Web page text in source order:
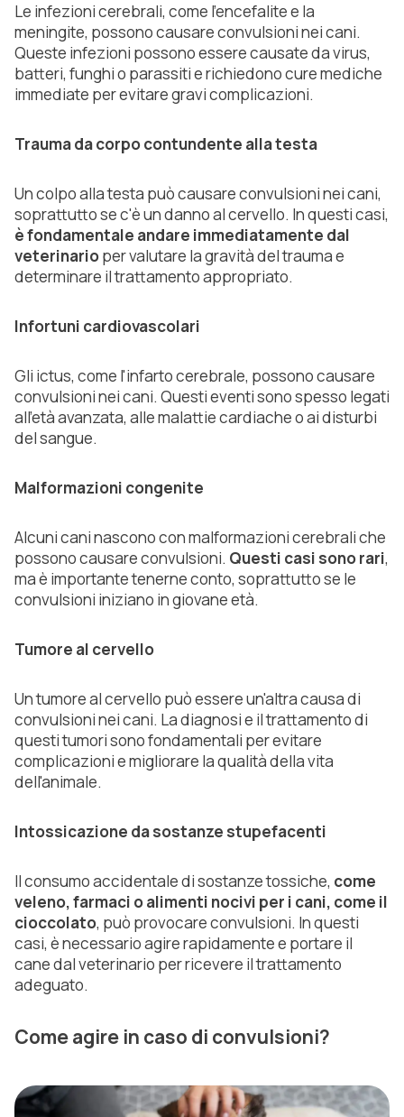
Le infezioni cerebrali, come l'encefalite e la
meningite, possono causare convulsioni nei cani.
Queste infezioni possono essere causate da virus,
batteri, funghi o parassiti e richiedono cure mediche
immediate per evitare gravi complicazioni.
Trauma da corpo contundente alla testa
Un colpo alla testa può causare convulsioni nei cani,
soprattutto se c'è un danno al cervello. In questi casi,
è fondamentale andare immediatamente dal
veterinarioper valutare la gravità del trauma e
determinare il trattamento appropriato.
Infortuni cardiovascolari
Gli ictus, come l'infarto cerebrale, possono causare
convulsioni nei cani. Questi eventi sono spesso legati
all'età avanzata, alle malattie cardiache o ai disturbi
del sangue.
Malformazioni congenite
Alcuni cani nascono con malformazioni cerebrali che
possono causare convulsioni. Questi casi sono rari,
ma è importante tenerne conto, soprattutto se le
convulsioni iniziano in giovane età.
Tumore al cervello
Un tumore al cervello può essere un'altra causa di
convulsioni nei cani. La diagnosi e il trattamento di
questi tumori sono fondamentali per evitare
complicazioni e migliorare la qualità della vita
dell'animale.
Intossicazione da sostanze stupefacenti
Il consumo accidentale di sostanze tossiche, come
veleno, farmaci o alimenti nocivi per i cani, come il
cioccolato, può provocare convulsioni. In questi
casi, è necessario agire rapidamente e portare il
cane dal veterinario per ricevere il trattamento
adeguato.
Come agire in caso di convulsioni?